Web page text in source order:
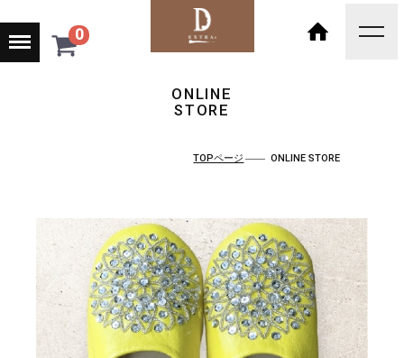
ONLINE
STORE
TOPページ ONLINE STORE
0
Menu